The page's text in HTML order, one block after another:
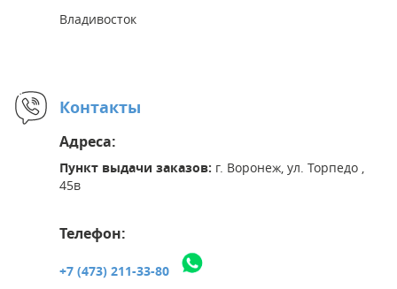
Владивосток
Контакты
Адреса:
Пункт выдачи заказов: г. Воронеж, ул. Торпедо ,
45в
Телефон:
+7 (473) 211-33-80